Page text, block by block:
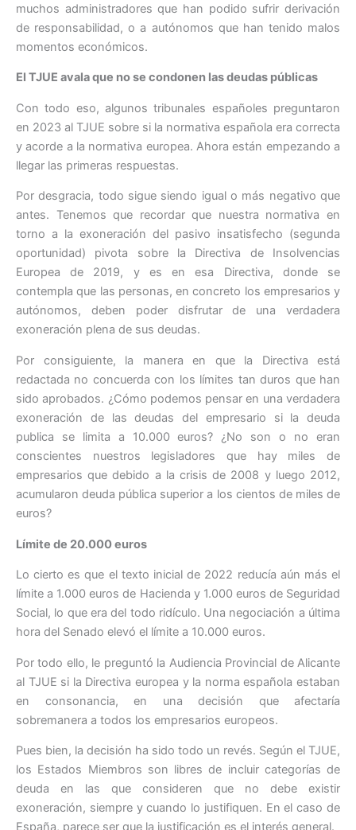
muchos administradores que han podido sufrir derivación
de responsabilidad, o a autónomos que han tenido malos
momentos económicos.
El TJUE avala que no se condonen las deudas públicas
Con todo eso, algunos tribunales españoles preguntaron
en 2023 al TJUE sobre si la normativa española era correcta
y acorde a la normativa europea. Ahora están empezando a
llegar las primeras respuestas.
Por desgracia, todo sigue siendo igual o más negativo que
antes. Tenemos que recordar que nuestra normativa en
torno a la exoneración del pasivo insatisfecho (segunda
oportunidad) pivota sobre la Directiva de Insolvencias
Europea de 2019, y es en esa Directiva, donde se
contempla que las personas, en concreto los empresarios y
autónomos, deben poder disfrutar de una verdadera
exoneración plena de sus deudas.
Por consiguiente, la manera en que la Directiva está
redactada no concuerda con los límites tan duros que han
sido aprobados. ¿Cómo podemos pensar en una verdadera
exoneración de las deudas del empresario si la deuda
publica se limita a 10.000 euros? ¿No son o no eran
conscientes nuestros legisladores que hay miles de
empresarios que debido a la crisis de 2008 y luego 2012,
acumularon deuda pública superior a los cientos de miles de
euros?
Límite de 20.000 euros
Lo cierto es que el texto inicial de 2022 reducía aún más el
límite a 1.000 euros de Hacienda y 1.000 euros de Seguridad
Social, lo que era del todo ridículo. Una negociación a última
hora del Senado elevó el límite a 10.000 euros.
Por todo ello, le preguntó la Audiencia Provincial de Alicante
al TJUE si la Directiva europea y la norma española estaban
en consonancia, en una decisión que afectaría
sobremanera a todos los empresarios europeos.
Pues bien, la decisión ha sido todo un revés. Según el TJUE,
los Estados Miembros son libres de incluir categorías de
deuda en las que consideren que no debe existir
exoneración, siempre y cuando lo justifiquen. En el caso de
España, parece ser que la justificación es el interés general.